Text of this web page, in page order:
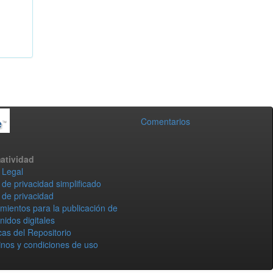
Comentarios
privacidad simplificado
privacidad
para la publicación de
digitales
del Repositorio
y condiciones de uso